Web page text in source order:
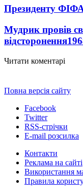
Президенту ФІФА
Мудрик провів
відсторонення
Читати коментарі
Повна версія сайту
Facebook
Twitter
RSS-стрічки
E-mail розсилка
Контакти
Реклама на сайті
Використання
Правила